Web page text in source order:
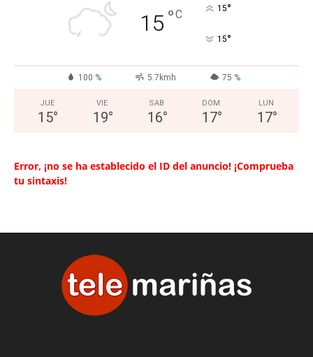
15 °C 15°
15°
100 % 5.7kmh 75 %
JUE
15°
VIE
19°
SAB
16°
DOM
17°
LUN
17°
Error, ¡no se ha establecido el ID del anuncio! ¡Comprueba
tu sintaxis!